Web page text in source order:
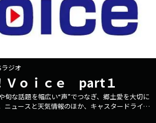
ジオ
Ｖｏｉｃｅ part１
旬な話題を幅広い“声”でつなぎ、郷土愛を大切に
ニュースと天気情報のほか、キャスタードライバ
報を中継で伝えるコーナーも。毎日、多彩なゲス